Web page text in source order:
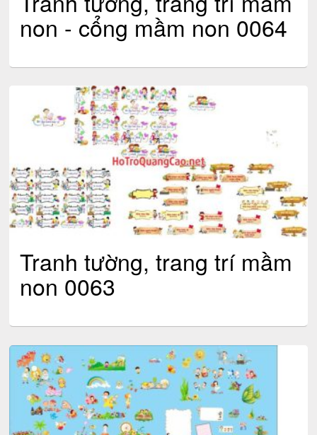
non - cổng mầm non 0064
Tranh tường, trang trí mầm
non 0063